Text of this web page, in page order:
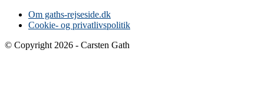
Om gaths-rejseside.dk
Cookie- og privatlivspolitik
© Copyright 2026 - Carsten Gath